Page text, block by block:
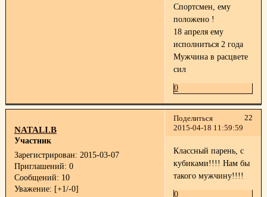
Спортсмен, ему
положено !
18 апреля ему
исполниться 2 года
Мужчина в расцвете
сил
0
Поделиться
22
2015-04-18 11:59:59
NATALI.B
Участник
Зарегистрирован: 2015-03-07
Приглашений: 0
Сообщений: 10
Уважение: [+1/-0]
Классный парень, с
кубиками!!!! Нам бы
такого мужчину!!!!
0